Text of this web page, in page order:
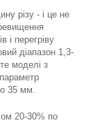
різу - і це не
і перегріву
діапазон 1,3-
моделі з
35 мм.
20-30% по